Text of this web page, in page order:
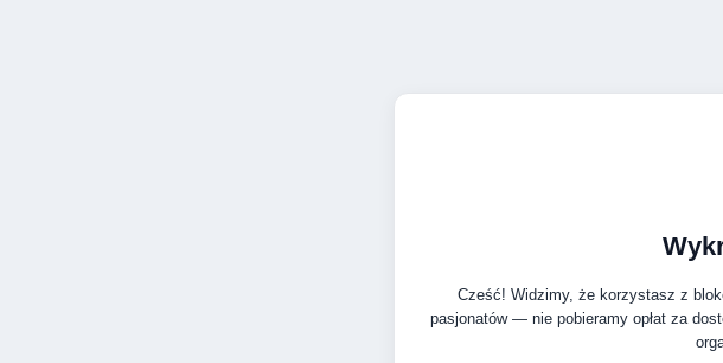
Cześć! Widzimy, że korzystasz z
pasjonatów — nie pobieramy opłat za